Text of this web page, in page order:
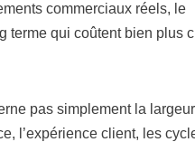
commerciaux réels, le
terme qui coûtent bien plus
pas simplement la
l’expérience client, les